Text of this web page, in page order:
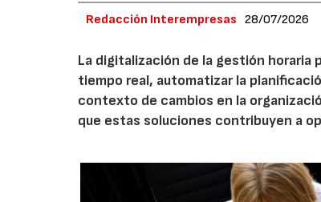
Redacción Interempresas 28/07/2026
La digitalización de la gestión horaria
tiempo real, automatizar la
contexto de cambios en la
que estas soluciones contribuyen a